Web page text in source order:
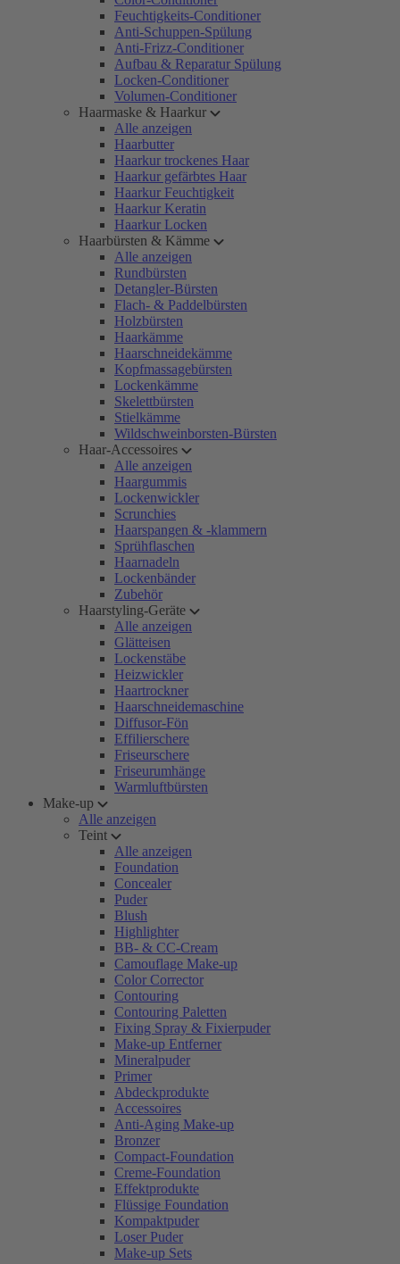
Feuchtigkeits-Conditioner
Anti-Schuppen-Spülung
Anti-Frizz-Conditioner
Aufbau & Reparatur Spülung
Locken-Conditioner
Volumen-Conditioner
Haarmaske & Haarkur
Alle anzeigen
Haarbutter
Haarkur trockenes Haar
Haarkur gefärbtes Haar
Haarkur Feuchtigkeit
Haarkur Keratin
Haarkur Locken
Haarbürsten & Kämme
Alle anzeigen
Rundbürsten
Detangler-Bürsten
Flach- & Paddelbürsten
Holzbürsten
Haarkämme
Haarschneidekämme
Kopfmassagebürsten
Lockenkämme
Skelettbürsten
Stielkämme
Wildschweinborsten-Bürsten
Haar-Accessoires
Alle anzeigen
Haargummis
Lockenwickler
Scrunchies
Haarspangen & -klammern
Sprühflaschen
Haarnadeln
Lockenbänder
Zubehör
Haarstyling-Geräte
Alle anzeigen
Glätteisen
Lockenstäbe
Heizwickler
Haartrockner
Haarschneidemaschine
Diffusor-Fön
Effilierschere
Friseurschere
Friseurumhänge
Warmluftbürsten
Make-up
Alle anzeigen
Teint
Alle anzeigen
Foundation
Concealer
Puder
Blush
Highlighter
BB- & CC-Cream
Camouflage Make-up
Color Corrector
Contouring
Contouring Paletten
Fixing Spray & Fixierpuder
Make-up Entferner
Mineralpuder
Primer
Abdeckprodukte
Accessoires
Anti-Aging Make-up
Bronzer
Compact-Foundation
Creme-Foundation
Effektprodukte
Flüssige Foundation
Kompaktpuder
Loser Puder
Make-up Sets